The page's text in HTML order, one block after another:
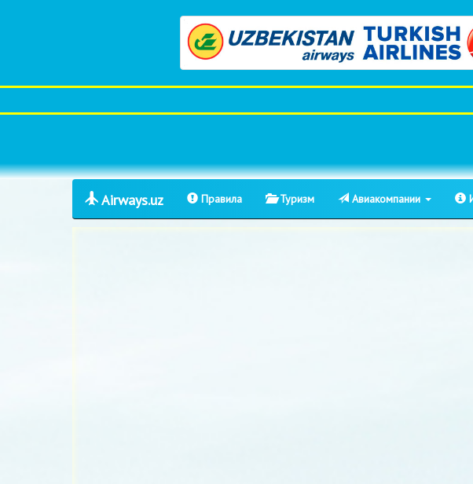
Airways.uz Правила Туризм Авиакомпании